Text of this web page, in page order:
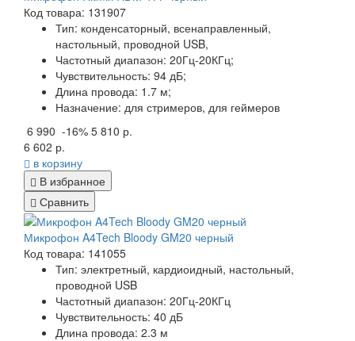
Код товара: 131907
Тип: конденсаторный, всенаправленный,
настольный, проводной USB,
Частотный диапазон: 20Гц-20КГц;
Чувствительность: 94 дБ;
Длина провода: 1.7 м;
Назначение: для стримеров, для геймеров
6 990 -16% 5 810 р.
6 602 р.
в корзину
В избранное
Сравнить
Микрофон A4Tech Bloody GM20 черный
Код товара: 141055
Тип: электретный, кардиоидный, настольный,
проводной USB
Частотный диапазон: 20Гц-20КГц
Чувствительность: 40 дБ
Длина провода: 2.3 м